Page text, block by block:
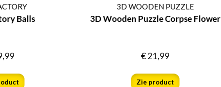
Balls
3D WOODEN PUZZLE
3D Wooden Puzzle Corpse Flower
€21,99
Zie product